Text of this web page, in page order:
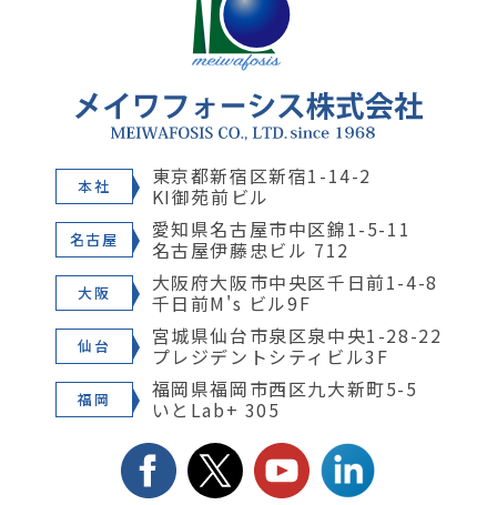
本社 東京都新宿区新宿1-14-2
KI御苑前ビル
名古屋 愛知県名古屋市中区錦1-5-11
名古屋伊藤忠ビル 712
大阪 大阪府大阪市中央区千日前1-4-8
千日前M's ビル9F
仙台 宮城県仙台市泉区泉中央1-28-22
プレジデントシティビル3F
福岡 福岡県福岡市西区九大新町5-5
いとLab+ 305